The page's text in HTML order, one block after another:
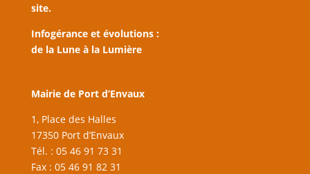
site.
Infogérance et évolutions :
de la Lune à la Lumière
Mairie de Port d’Envaux
1, Place des Halles
17350 Port d’Envaux
Tél. : 05 46 91 73 31
Fax : 05 46 91 82 31